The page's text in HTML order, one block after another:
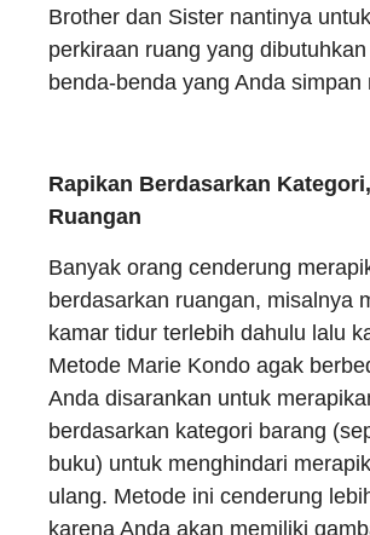
Brother dan Sister nantinya
perkiraan ruang yang
benda-benda yang Anda simpan
Rapikan Berdasarkan
Ruangan
Banyak orang cenderung
berdasarkan ruangan, misalnya
kamar tidur terlebih dahulu lalu
Metode Marie Kondo agak
Anda disarankan untuk
berdasarkan kategori barang
buku) untuk menghindari
ulang. Metode ini cenderung
karena Anda akan memiliki